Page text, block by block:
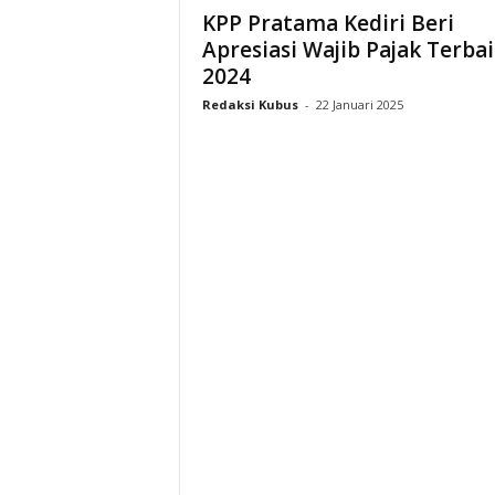
KPP Pratama Kediri Beri
Apresiasi Wajib Pajak
2024
Redaksi Kubus - 22 Januari 2025